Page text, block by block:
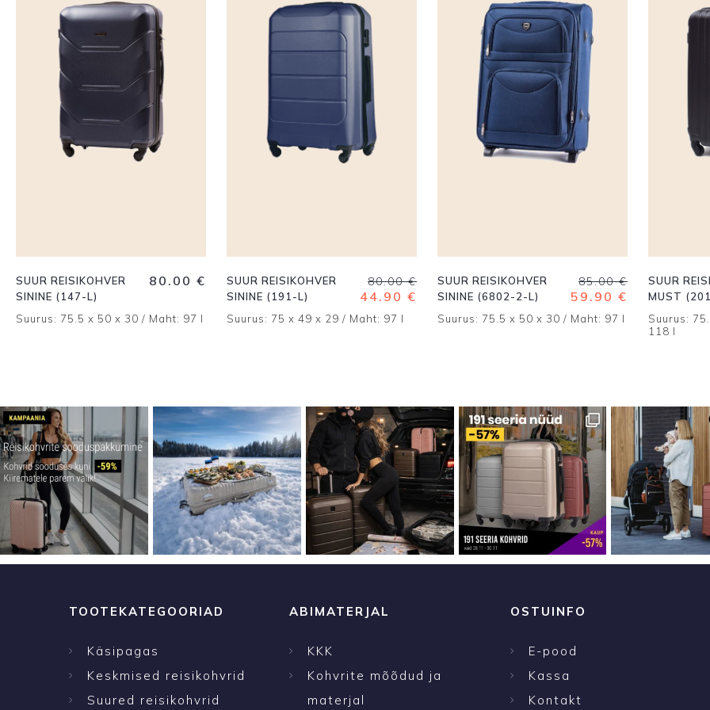
SUUR REISIKOHVER
SININE (147-L)
80.00 €
Suurus: 75.5 x 50 x 30 / Maht: 97 l
SUUR REISIKOHVER
SININE (191-L)
80.00€
Algne
hind
oli:
80.00 €.
44.90 €
Praegune
hind
on:
44.90 €.
Suurus: 75 x 49 x 29 / Maht: 97 l
SUUR REISIKOHVER
SININE (6802-2-L)
85.00€
Algne
hind
oli:
85.00 €.
59.90 €
Praegune
hind
on:
59.90 €.
Suurus: 75.5 x 50 x 30 / Maht: 97 l
SUUR
MUST
Suurus:
118 l
TOOTEKATEGOORIAD
Käsipagas
Keskmised reisikohvrid
Suured reisikohvrid
ABIMATERJAL
KKK
Kohvrite mõõdud ja
materjal
OSTUINFO
E-pood
Kassa
Kontakt